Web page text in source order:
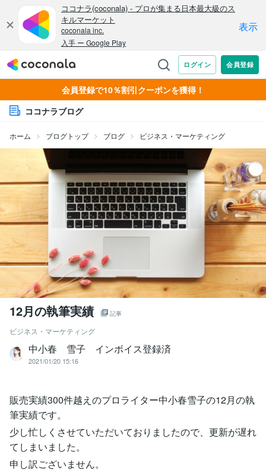
会員登録で10％割引クーポンを獲得！
ココナラブログ
ホーム ブログトップ ブログ ビジネス・マーケティング
12月の執筆実績 記事
ビジネス・マーケティング
中小春 雪子 インボイス登録済
2021/01/20 15:16
販売実績300件越えのプロライター中小春雪子の12月の執
筆実績です。
少し忙しくさせていただいておりましたので、更新が遅れ
てしまいました。
申し訳ございません。